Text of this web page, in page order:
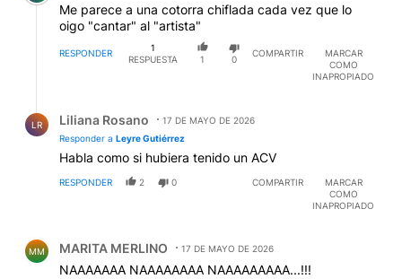
Me parece a una cotorra chiflada cada vez que lo
oigo "cantar" al "artista"
RESPONDER
1
RESPUESTA
1 0
COMPARTIR
MARCAR
COMO
INAPROPIADO
LR Liliana Rosano
17 DE MAYO DE 2026
Responder a Leyre Gutiérrez
Habla como si hubiera tenido un ACV
RESPONDER 2 0 COMPARTIR
MARCAR
COMO
INAPROPIADO
MM MARITA MERLINO 17 DE MAYO DE 2026
NAAAAAAA NAAAAAAAA NAAAAAAAAA...!!!